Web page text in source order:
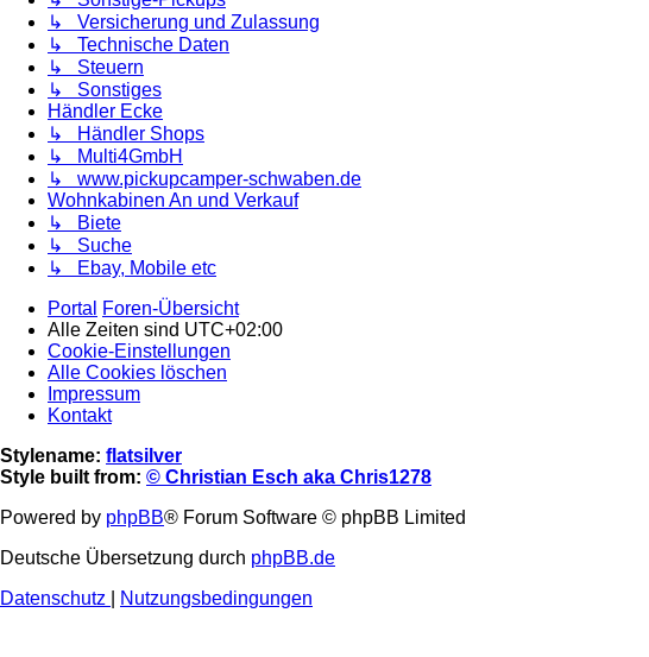
↳ Versicherung und Zulassung
↳ Technische Daten
↳ Steuern
↳ Sonstiges
Händler Ecke
↳ Händler Shops
↳ Multi4GmbH
↳ www.pickupcamper-schwaben.de
Wohnkabinen An und Verkauf
↳ Biete
↳ Suche
↳ Ebay, Mobile etc
Portal
Foren-Übersicht
Alle Zeiten sind UTC+02:00
Cookie-Einstellungen
Alle Cookies löschen
Impressum
Kontakt
Stylename: flatsilver
Style built from: © Christian Esch aka Chris1278
Powered by phpBB® Forum Software © phpBB Limited
Deutsche Übersetzung durch phpBB.de
Datenschutz
Nutzungsbedingungen